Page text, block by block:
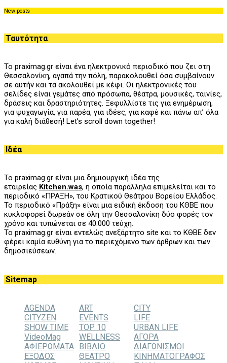
New posts
Ταυτότητα
Το praximag.gr είναι ένα ηλεκτρονικό περιοδικό που ζει στη
Θεσσαλονίκη, αγαπά την πόλη, παρακολουθεί όσα συμβαίνουν
σε αυτήν και τα ακολουθεί με κέφι. Οι ηλεκτρονικές του
σελίδες είναι γεμάτες από πρόσωπα, θέατρα, μουσικές, ταινίες,
δράσεις και δραστηριότητες. Ξεφυλλίστε τις για ενημέρωση,
για ψυχαγωγία, για παρέα, για ιδέες, για καφέ και πάνω απ’ όλα
για καλή διάθεσή! Let’s scroll down together!
Ιδέα
Το praximag.gr είναι μια δημιουργική ιδέα της
εταιρείας Kitchen.was, η οποία παράλληλα επιμελείται και το
περιοδικό «ΠΡΑΞΗ», του Kρατικού Θεάτρου Βορείου Ελλάδος.
Το περιοδικό «Πράξη» είναι μια ειδική έκδοση του ΚΘΒΕ που
κυκλοφορεί δωρεάν σε όλη την Θεσσαλονίκη δύο φορές τον
χρόνο και τυπώνεται σε 40.000 τεύχη.
Το praximag.gr είναι εντελώς ανεξάρτητο site και το ΚΘΒΕ δεν
φέρει καμία ευθύνη για το περιεχόμενο των άρθρων και των
δημοσιεύσεων.
Sitemap
AGENDA ART
CITY
CITYZEN
EVENTS
LIFE
SHOW TIME
TOP 10
URBAN LIFE
VideoMag
WELLNESS
ΑΓΟΡΑ
ΑΦΙΕΡΩΜΑΤΑ ΒΙΒΛΙΟ
ΔΙΑΓΩΝΙΣΜΟΙ
ΕΞΟΔΟΣ
ΘΕΑΤΡΟ
ΚΙΝΗΜΑΤΟΓΡΑΦΟΣ